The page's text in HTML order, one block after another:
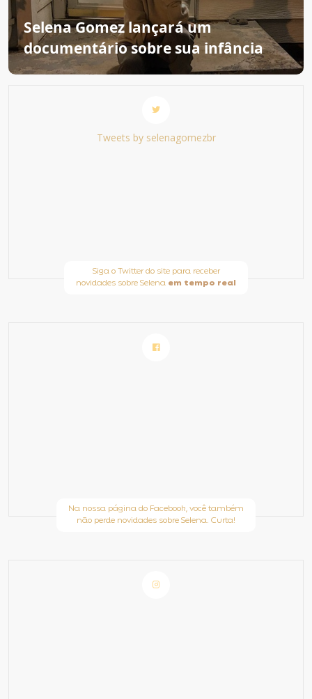
Selena Gomez lançará um
documentário sobre sua infância
Tweets by selenagomezbr
Siga o Twitter do site para receber
novidades sobre Selena em tempo real
Na nossa página do Facebook, você também
não perde novidades sobre Selena. Curta!